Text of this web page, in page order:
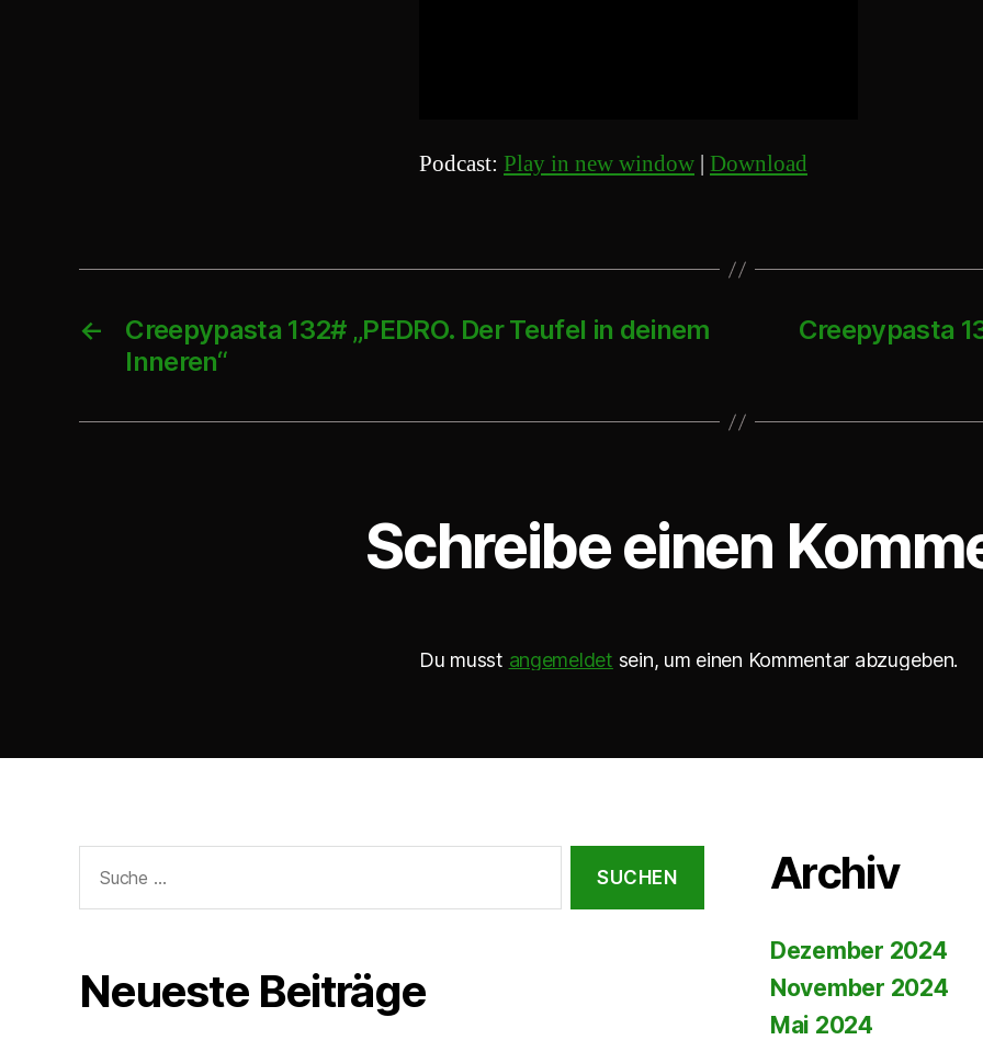
Podcast: Play in new window | Download
←
Creepypasta 132# „PEDRO. Der Teufel in deinem
Inneren“
Creepypasta
Schreibe einen
Du musst angemeldet sein, um einen Kommentar abzugeben.
nach:
Neueste Beiträge
Archiv
Dezember 2024
November 2024
Mai 2024